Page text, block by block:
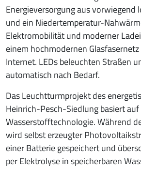
Energieversorgung aus vorwiegend
und ein Niedertemperatur-
Elektromobilität und moderner
einem hochmodernen
Internet. LEDs beleuchten Straßen
automatisch nach Bedarf.
Das Leuchtturmprojekt des
Heinrich-Pesch-Siedlung basiert
Wasserstofftechnologie. Während
wird selbst erzeugter
einer Batterie gespeichert und
per Elektrolyse in speicherbaren